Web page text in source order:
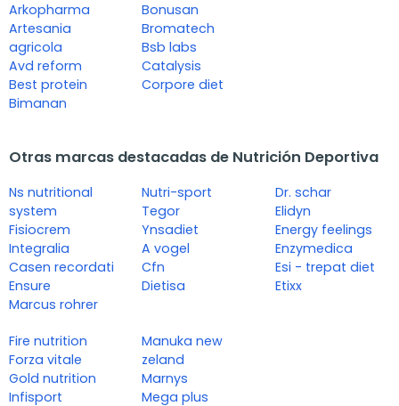
Arkopharma
Artesania
agricola
Avd reform
Best protein
Bimanan
Bonusan
Bromatech
Bsb labs
Catalysis
Corpore diet
Otras marcas destacadas de Nutrición Deportiva
Ns nutritional
system
Fisiocrem
Integralia
Casen recordati
Ensure
Marcus rohrer
Nutri-sport
Tegor
Ynsadiet
A vogel
Cfn
Dietisa
Dr. schar
Elidyn
Energy feelings
Enzymedica
Esi - trepat diet
Etixx
Fire nutrition
Forza vitale
Gold nutrition
Infisport
Manuka new
zeland
Marnys
Mega plus